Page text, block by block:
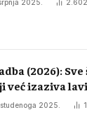
2025. 2.602
(2026):
već izaziva
2025.